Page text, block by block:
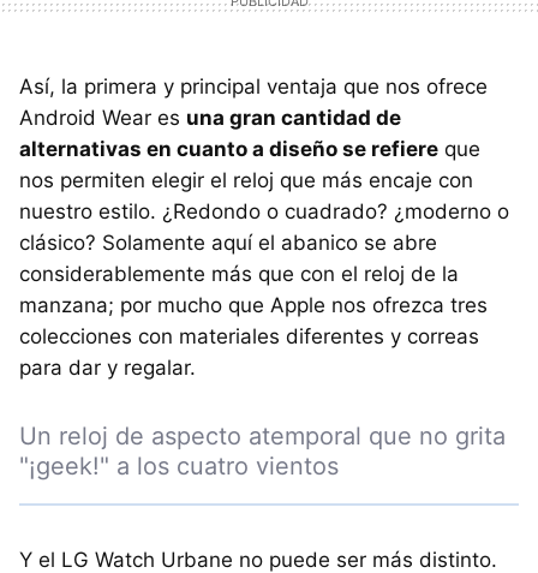
Así, la primera y principal ventaja que nos ofrece
Android Wear es una gran cantidad de
alternativas en cuanto a diseño se refiere que
nos permiten elegir el reloj que más encaje con
nuestro estilo. ¿Redondo o cuadrado? ¿moderno o
clásico? Solamente aquí el abanico se abre
considerablemente más que con el reloj de la
manzana; por mucho que Apple nos ofrezca tres
colecciones con materiales diferentes y correas
para dar y regalar.
Un reloj de aspecto atemporal que no grita
"¡geek!" a los cuatro vientos
Y el LG Watch Urbane no puede ser más distinto.